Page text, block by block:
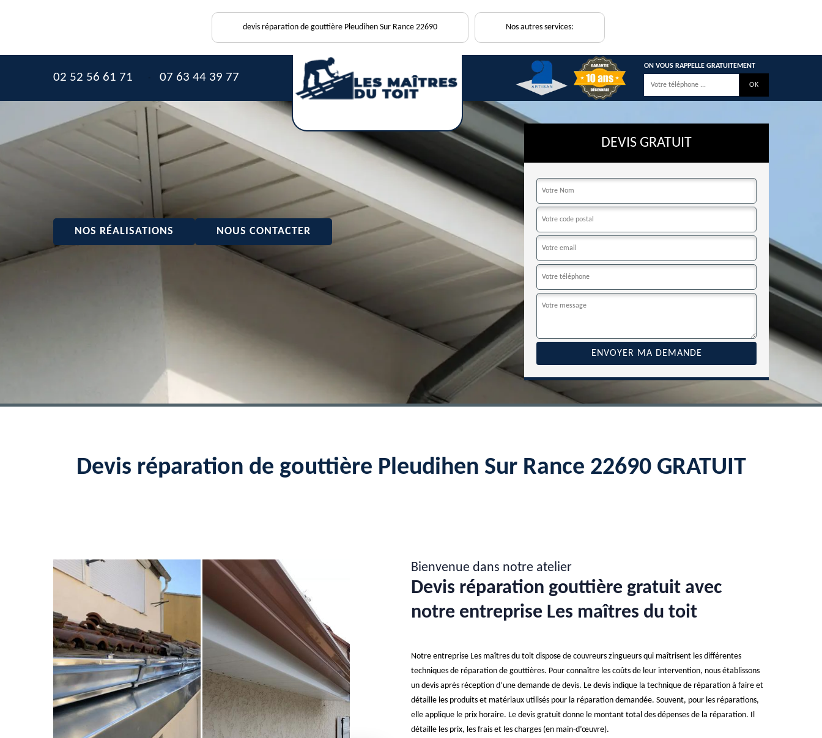
devis réparation de gouttière Pleudihen Sur Rance 22690 Nos autres services:
02 52 56 61 71 - 07 63 44 39 77
ON VOUS RAPPELLE GRATUITEMENT
NOS RÉALISATIONS NOUS CONTACTER
DEVIS GRATUIT
Devis réparation de gouttière Pleudihen Sur Rance 22690 GRATUIT
Bienvenue dans notre atelier
Devis réparation gouttière gratuit avec
notre entreprise Les maîtres du toit
Notre entreprise Les maîtres du toit dispose de couvreurs zingueurs qui maîtrisent les différentes
techniques de réparation de gouttières. Pour connaître les coûts de leur intervention, nous établissons
un devis après réception d’une demande de devis. Le devis indique la technique de réparation à faire et
détaille les produits et matériaux utilisés pour la réparation demandée. Souvent, pour les réparations,
elle applique le prix horaire. Le devis gratuit donne le montant total des dépenses de la réparation. Il
détaille les prix, les frais et les charges (en main-d’œuvre).